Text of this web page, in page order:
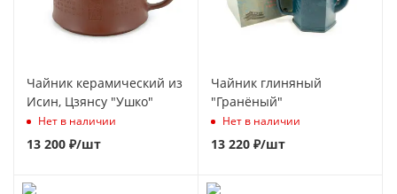
Чайник керамический из
Исин, Цзянсу "Ушко"
Нет в наличии
13 200 ₽/шт
Чайник глиняный
"Гранёный"
Нет в наличии
13 220 ₽/шт